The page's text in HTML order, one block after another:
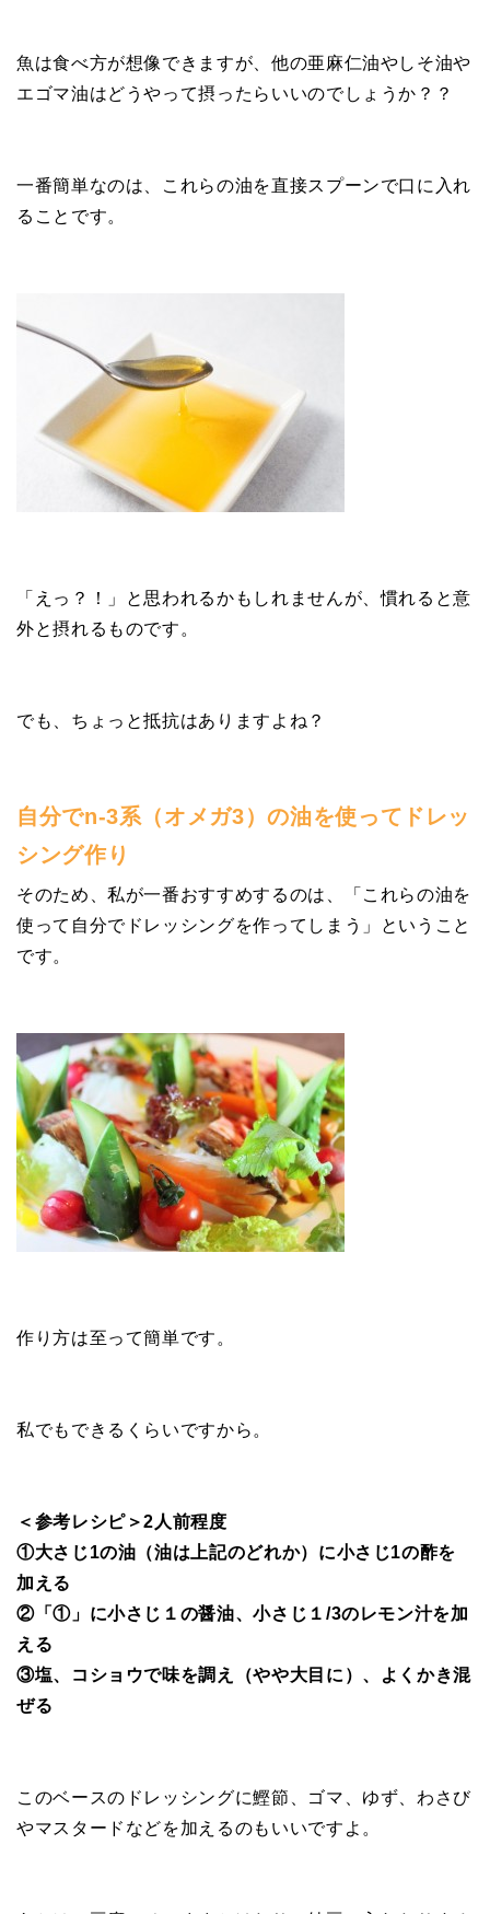
魚は食べ方が想像できますが、他の亜麻仁油やしそ油や
エゴマ油はどうやって摂ったらいいのでしょうか？？
一番簡単なのは、これらの油を直接スプーンで口に入れ
ることです。
「えっ？！」と思われるかもしれませんが、慣れると意
外と摂れるものです。
でも、ちょっと抵抗はありますよね？
自分でn-3系（オメガ3）の油を使ってドレッ
シング作り
そのため、私が一番おすすめするのは、「これらの油を
使って自分でドレッシングを作ってしまう」ということ
です。
作り方は至って簡単です。
私でもできるくらいですから。
＜参考レシピ＞2人前程度
①大さじ1の油（油は上記のどれか）に小さじ1の酢を
加える
②「①」に小さじ１の醤油、小さじ１/3のレモン汁を加
える
③塩、コショウで味を調え（やや大目に）、よくかき混
ぜる
このベースのドレッシングに鰹節、ゴマ、ゆず、わさび
やマスタードなどを加えるのもいいですよ。